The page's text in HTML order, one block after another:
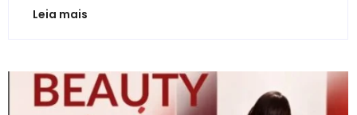
Leia mais